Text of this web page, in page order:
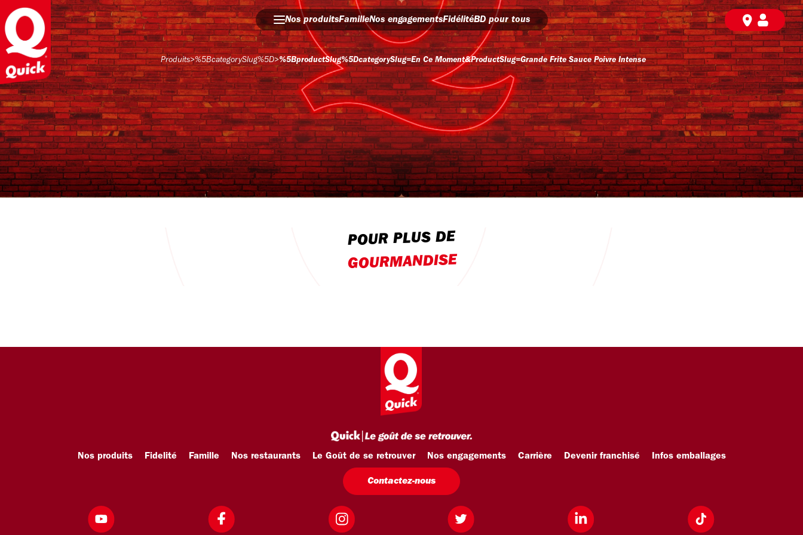
Nos produitsFamilleNos engagementsFidélitéBD pour tous
Produits>%5BcategorySlug%5D>%5BproductSlug%5DcategorySlug=en Ce Moment&productSlug=grande Frite Sauce Poivre Intense
POUR PLUS DE
GOURMANDISE
Nos produits Fidelité Famille Nos restaurants Le Goût de se retrouver Nos engagements Carrière Devenir franchisé Infos emballages
Contactez-nous